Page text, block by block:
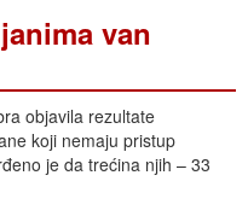
van
objavila rezultate
koji nemaju pristup
je da trećina njih – 33